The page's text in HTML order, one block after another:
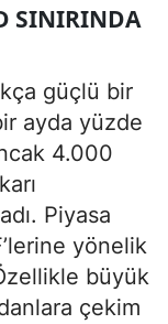
SINIRINDA
güçlü bir
ayda yüzde
4.000
Piyasa
yönelik
büyük
çekim